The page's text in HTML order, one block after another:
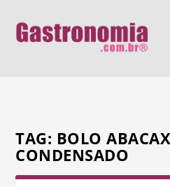
TAG: BOLO
CONDENSADO